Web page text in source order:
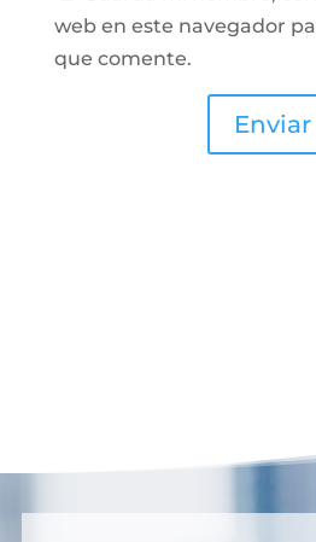
web en este navegador
que comente.